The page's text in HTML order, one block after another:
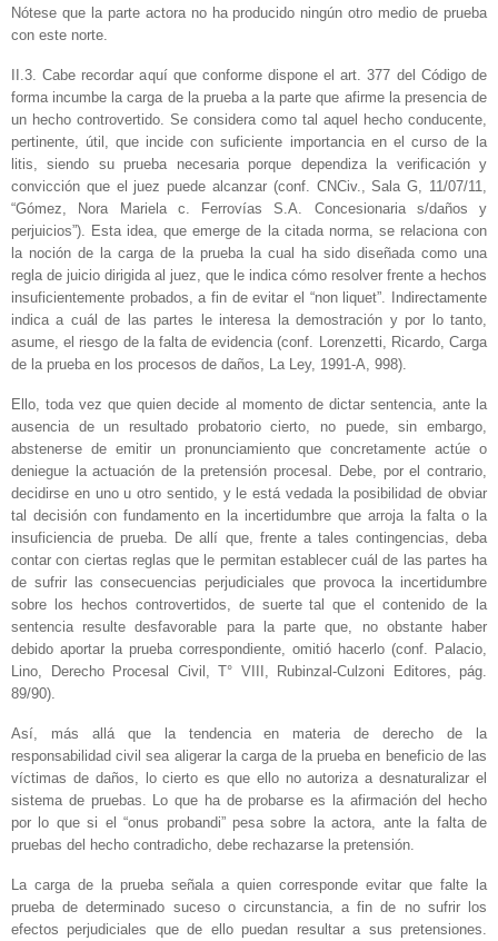
Nótese que la parte actora no ha producido ningún otro medio de prueba
con este norte.
II.3. Cabe recordar aquí que conforme dispone el art. 377 del Código de
forma incumbe la carga de la prueba a la parte que afirme la presencia de
un hecho controvertido. Se considera como tal aquel hecho conducente,
pertinente, útil, que incide con suficiente importancia en el curso de la
litis, siendo su prueba necesaria porque dependiza la verificación y
convicción que el juez puede alcanzar (conf. CNCiv., Sala G, 11/07/11,
“Gómez, Nora Mariela c. Ferrovías S.A. Concesionaria s/daños y
perjuicios”). Esta idea, que emerge de la citada norma, se relaciona con
la noción de la carga de la prueba la cual ha sido diseñada como una
regla de juicio dirigida al juez, que le indica cómo resolver frente a hechos
insuficientemente probados, a fin de evitar el “non liquet”. Indirectamente
indica a cuál de las partes le interesa la demostración y por lo tanto,
asume, el riesgo de la falta de evidencia (conf. Lorenzetti, Ricardo, Carga
de la prueba en los procesos de daños, La Ley, 1991-A, 998).
Ello, toda vez que quien decide al momento de dictar sentencia, ante la
ausencia de un resultado probatorio cierto, no puede, sin embargo,
abstenerse de emitir un pronunciamiento que concretamente actúe o
deniegue la actuación de la pretensión procesal. Debe, por el contrario,
decidirse en uno u otro sentido, y le está vedada la posibilidad de obviar
tal decisión con fundamento en la incertidumbre que arroja la falta o la
insuficiencia de prueba. De allí que, frente a tales contingencias, deba
contar con ciertas reglas que le permitan establecer cuál de las partes ha
de sufrir las consecuencias perjudiciales que provoca la incertidumbre
sobre los hechos controvertidos, de suerte tal que el contenido de la
sentencia resulte desfavorable para la parte que, no obstante haber
debido aportar la prueba correspondiente, omitió hacerlo (conf. Palacio,
Lino, Derecho Procesal Civil, T° VIII, Rubinzal-Culzoni Editores, pág.
89/90).
Así, más allá que la tendencia en materia de derecho de la
responsabilidad civil sea aligerar la carga de la prueba en beneficio de las
víctimas de daños, lo cierto es que ello no autoriza a desnaturalizar el
sistema de pruebas. Lo que ha de probarse es la afirmación del hecho
por lo que si el “onus probandi” pesa sobre la actora, ante la falta de
pruebas del hecho contradicho, debe rechazarse la pretensión.
La carga de la prueba señala a quien corresponde evitar que falte la
prueba de determinado suceso o circunstancia, a fin de no sufrir los
efectos perjudiciales que de ello puedan resultar a sus pretensiones.